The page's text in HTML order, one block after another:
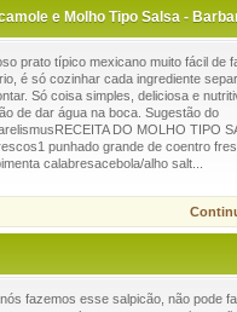
e Molho Tipo Salsa -
prato típico mexicano muito fácil de
é só cozinhar cada ingrediente
Só coisa simples, deliciosa e
de dar água na boca. Sugestão do
DO MOLHO TIPO
punhado grande de coentro
calabresacebola/alho salt...
fazemos esse salpicão, não pode